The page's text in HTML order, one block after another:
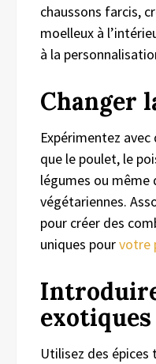
chaussons farcis,
moelleux à
à la
Changer
Expérimentez
que le poulet, le
légumes ou même
végétariennes.
pour créer des
uniques pourvotre
exotiques
Utilisez des épices